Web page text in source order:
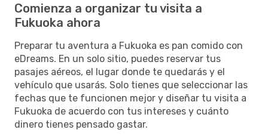
Comienza a organizar tu visita a
Fukuoka ahora
Preparar tu aventura a Fukuoka es pan comido con
eDreams. En un solo sitio, puedes reservar tus
pasajes aéreos, el lugar donde te quedarás y el
vehículo que usarás. Solo tienes que seleccionar las
fechas que te funcionen mejor y diseñar tu visita a
Fukuoka de acuerdo con tus intereses y cuánto
dinero tienes pensado gastar.